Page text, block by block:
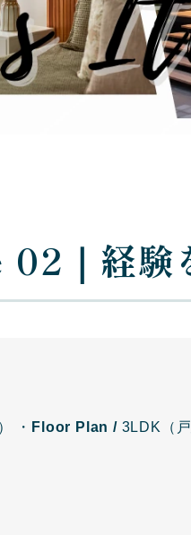
｜経験
・ Floor Plan / 3LDK（